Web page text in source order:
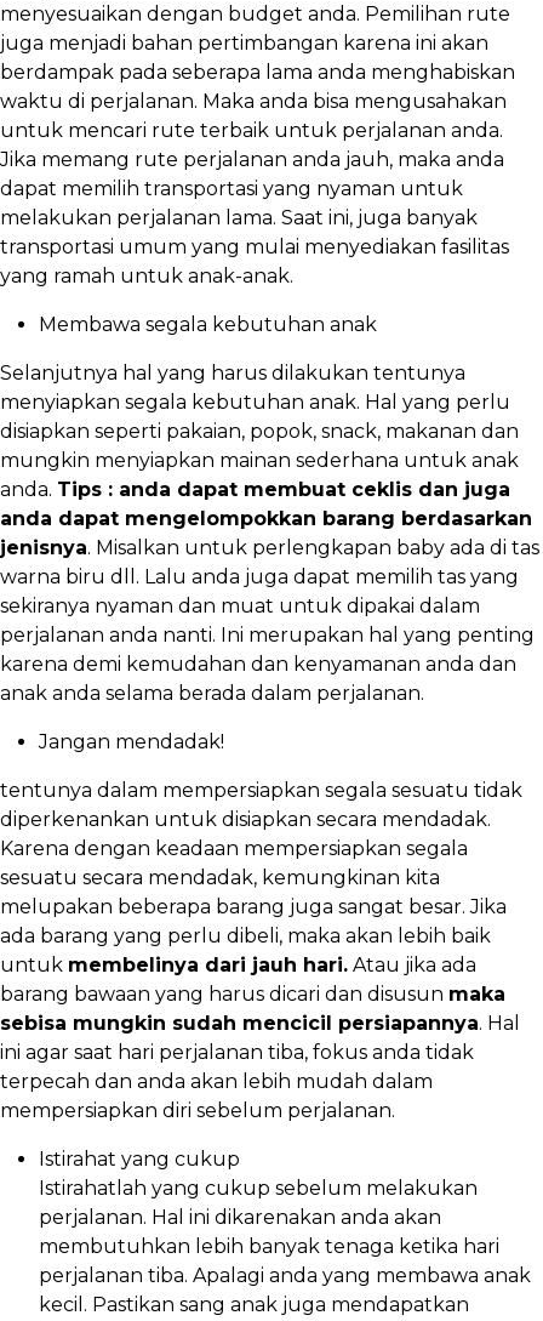
menyesuaikan dengan budget anda. Pemilihan rute
juga menjadi bahan pertimbangan karena ini akan
berdampak pada seberapa lama anda menghabiskan
waktu di perjalanan. Maka anda bisa mengusahakan
untuk mencari rute terbaik untuk perjalanan anda.
Jika memang rute perjalanan anda jauh, maka anda
dapat memilih transportasi yang nyaman untuk
melakukan perjalanan lama. Saat ini, juga banyak
transportasi umum yang mulai menyediakan fasilitas
yang ramah untuk anak-anak.
Membawa segala kebutuhan anak
Selanjutnya hal yang harus dilakukan tentunya
menyiapkan segala kebutuhan anak. Hal yang perlu
disiapkan seperti pakaian, popok, snack, makanan dan
mungkin menyiapkan mainan sederhana untuk anak
anda. Tips : anda dapat membuat ceklis dan juga
anda dapat mengelompokkan barang berdasarkan
jenisnya. Misalkan untuk perlengkapan baby ada di tas
warna biru dll. Lalu anda juga dapat memilih tas yang
sekiranya nyaman dan muat untuk dipakai dalam
perjalanan anda nanti. Ini merupakan hal yang penting
karena demi kemudahan dan kenyamanan anda dan
anak anda selama berada dalam perjalanan.
Jangan mendadak!
tentunya dalam mempersiapkan segala sesuatu tidak
diperkenankan untuk disiapkan secara mendadak.
Karena dengan keadaan mempersiapkan segala
sesuatu secara mendadak, kemungkinan kita
melupakan beberapa barang juga sangat besar. Jika
ada barang yang perlu dibeli, maka akan lebih baik
untuk membelinya dari jauh hari. Atau jika ada
barang bawaan yang harus dicari dan disusun maka
sebisa mungkin sudah mencicil persiapannya. Hal
ini agar saat hari perjalanan tiba, fokus anda tidak
terpecah dan anda akan lebih mudah dalam
mempersiapkan diri sebelum perjalanan.
Istirahat yang cukup
Istirahatlah yang cukup sebelum melakukan
perjalanan. Hal ini dikarenakan anda akan
membutuhkan lebih banyak tenaga ketika hari
perjalanan tiba. Apalagi anda yang membawa anak
kecil. Pastikan sang anak juga mendapatkan